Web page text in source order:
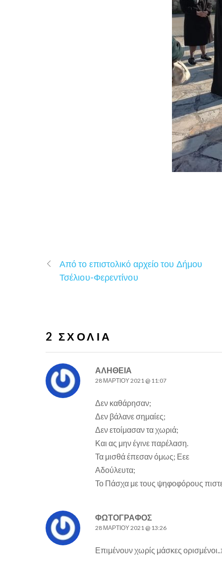
Από το επιστολικό αρχείο του Δήμου
Τσέλιου-Φερεντίνου
2 ΣΧΌΛΙΑ
ΑΛΗΘΕΙΑ
28 ΜΑΡΤΊΟΥ 2021 @ 11:07
Δεν καθάρησαν;
Δεν βάλανε σημαίες;
Δεν ετοίμασαν τα χωριά;
Και ας μην έγινε παρέλαση.
Τα μισθά έπεσαν όμως; Εεε
Αδούλευτα;
Το Πάσχα με τους ψηφοφόρους
ΦΩΤΟΓΡΑΦΟΣ
28 ΜΑΡΤΊΟΥ 2021 @ 13:26
Επιμένουν χωρίς μάσκες